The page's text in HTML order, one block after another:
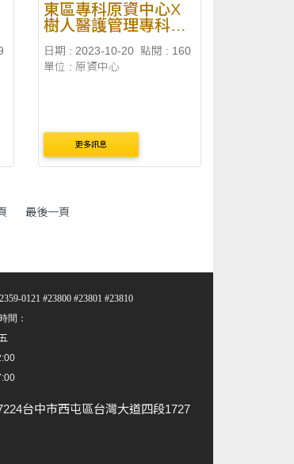
東區專科原資中心X
樹人醫護管理專科學
校原資中心辦理「全
民原教巡迴列車(織
圓‧知原)開幕式暨紀
日期 : 2023-10-20 點閱 : 160
單位 : 原資中心
更多訊息
最後一頁
0121 #23800 #23801 #23810
間：
台中市西屯區台灣大道四段1727